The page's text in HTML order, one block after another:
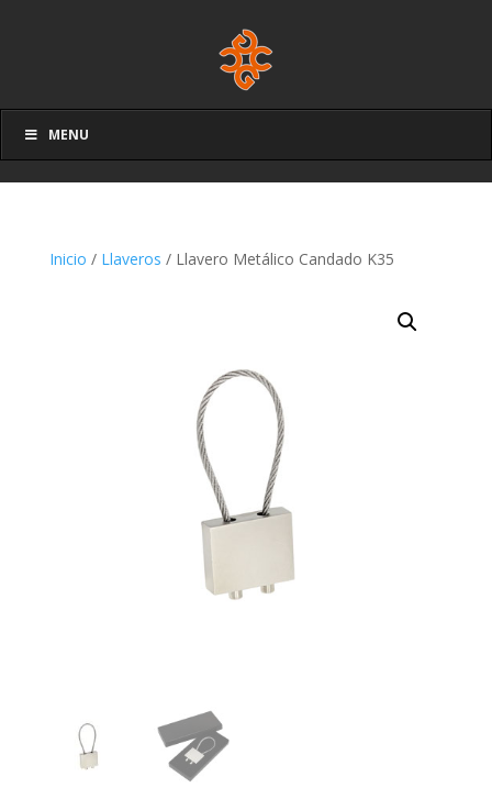
MENU
Inicio / Llaveros / Llavero Metálico Candado K35